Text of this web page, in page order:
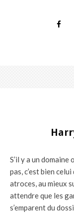
S’il y a un domaine
pas, c’est bien
atroces, au mieux
attendre que les
s’emparent du